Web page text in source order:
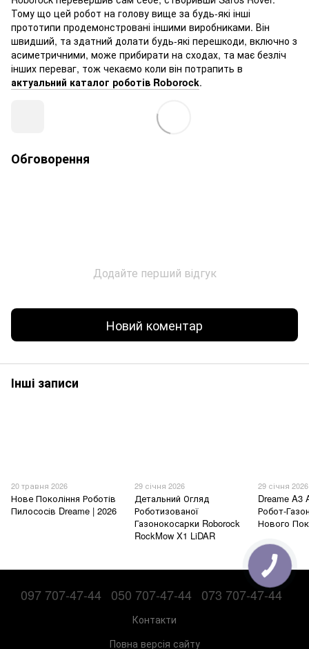
Тому що цей робот на голову вище за будь-які інші
прототипи продемонстровані іншими виробниками. Він
швидший, та здатний долати будь-які перешкоди, включно з
асиметричними, може прибирати на сходах, та має безліч
інших переваг, тож чекаємо коли він потрапить в
актуальний каталог роботів Roborock.
Обговорення
Додайте перший відгук
Новий коментар
Інші записи
20 травня 2026
Нове Покоління Роботів
Пилососів Dreame | 2026
29 січня 2026
Детальний Огляд
Роботизованої
Газонокосарки Roborock
RockMow X1 LiDAR
29 січня 2026
Dreame A3
Робот-
Нового
097 707-47-44 050 707-47-44 073 707-47-44
Контакти
Повна версія сайту